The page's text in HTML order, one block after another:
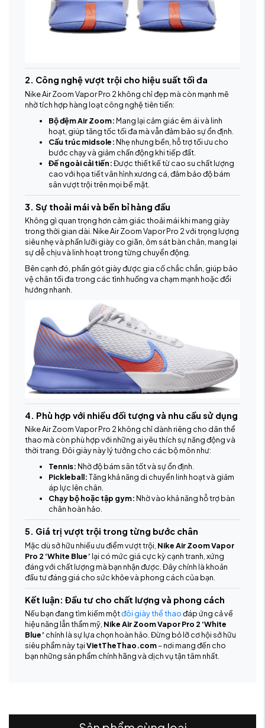
2. Công nghệ vượt trội cho hiệu suất tối đa
Nike Air Zoom Vapor Pro 2 không chỉ đẹp mà còn mạnh mẽ
nhờ tích hợp hàng loạt công nghệ tiên tiến:
Bộ đệm Air Zoom: Mang lại cảm giác êm ái và linh
hoạt, giúp tăng tốc tối đa mà vẫn đảm bảo sự ổn định.
Cấu trúc midsole: Nhẹ nhưng bền, hỗ trợ tối ưu cho
bước chạy và giảm chấn động khi tiếp đất.
Đế ngoài cải tiến:Được thiết kế từ cao su chất lượng
cao với họa tiết vân hình xương cá, đảm bảo độ bám
sân vượt trội trên mọi bề mặt.
3. Sự thoải mái và bền bỉ hàng đầu
Không gì quan trọng hơn cảm giác thoải mái khi mang giày
trong thời gian dài. Nike Air Zoom Vapor Pro 2 với trọng lượng
siêu nhẹ và phần lưỡi giày co giãn, ôm sát bàn chân, mang lại
sự dễ chịu và linh hoạt trong từng chuyển động.
Bên cạnh đó, phần gót giày được gia cố chắc chắn, giúp bảo
vệ chân tối đa trong các tình huống va chạm mạnh hoặc đổi
hướng nhanh.
4. Phù hợp với nhiều đối tượng và nhu cầu sử dụng
Nike Air Zoom Vapor Pro 2 không chỉ dành riêng cho dân thể
thao mà còn phù hợp với những ai yêu thích sự năng động và
thời trang. Đôi giày này lý tưởng cho các bộ môn như:
Tennis: Nhờ độ bám sân tốt và sự ổn định.
Pickleball:Tăng khả năng di chuyển linh hoạt và giảm
áp lực lên chân.
Chạy bộ hoặc tập gym: Nhờ vào khả năng hỗ trợ bàn
chân hoàn hảo.
5. Giá trị vượt trội trong từng bước chân
Mặc dù sở hữu nhiều ưu điểm vượt trội, Nike Air Zoom Vapor
Pro 2 ‘White Blue’ lại có mức giá cực kỳ cạnh tranh, xứng
đáng với chất lượng mà bạn nhận được. Đây chính là khoản
đầu tư đáng giá cho sức khỏe và phong cách của bạn.
Kết luận: Đầu tư cho chất lượng và phong cách
Nếu bạn đang tìm kiếm mộtđôi giày thể thaođáp ứng cả về
hiệu năng lẫn thẩm mỹ, Nike Air Zoom Vapor Pro 2 ‘White
Blue’ chính là sự lựa chọn hoàn hảo. Đừng bỏ lỡ cơ hội sở hữu
siêu phẩm này tạiVietTheThao.com– nơi mang đến cho
bạn những sản phẩm chính hãng và dịch vụ tận tâm nhất.